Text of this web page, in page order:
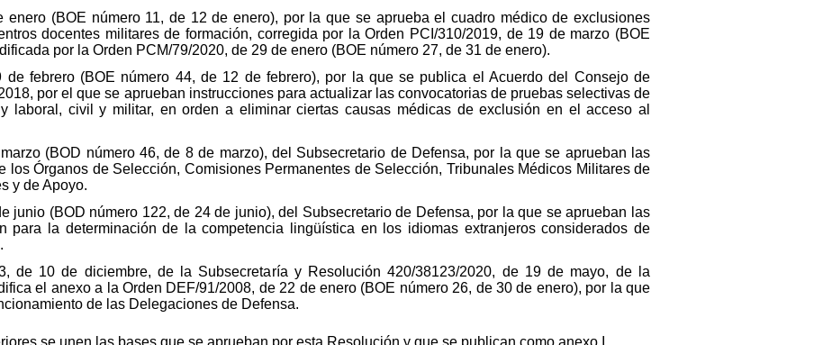
enero (BOE número 11, de 12 de enero), por la que se aprueba el cuadro médico de exclusiones
docentes militares de formación, corregida por la Orden PCI/310/2019, de 19 de marzo (BOE
por la Orden PCM/79/2020, de 29 de enero (BOE número 27, de 31 de enero).
de febrero (BOE número 44, de 12 de febrero), por la que se publica el Acuerdo del Consejo de
por el que se aprueban instrucciones para actualizar las convocatorias de pruebas selectivas de
laboral, civil y militar, en orden a eliminar ciertas causas médicas de exclusión en el acceso al
(BOD número 46, de 8 de marzo), del Subsecretario de Defensa, por la que se aprueban las
los Órganos de Selección, Comisiones Permanentes de Selección, Tribunales Médicos Militares de
y de Apoyo.
junio (BOD número 122, de 24 de junio), del Subsecretario de Defensa, por la que se aprueban las
para la determinación de la competencia lingüística en los idiomas extranjeros considerados de
de 10 de diciembre, de la Subsecretaría y Resolución 420/38123/2020, de 19 de mayo, de la
el anexo a la Orden DEF/91/2008, de 22 de enero (BOE número 26, de 30 de enero), por la que
de las Delegaciones de Defensa.